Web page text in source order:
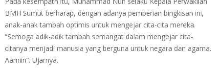
BMH Sumut berharap, dengan adanya pemberian bingkisan ini,
anak-anak tambah optimis untuk mengejar cita-cita mereka.
“Semoga adik-adik tambah semangat dalam mengejar cita-
citanya menjadi manusia yang berguna untuk negara dan agama.
Aamiin”. Ujarnya.